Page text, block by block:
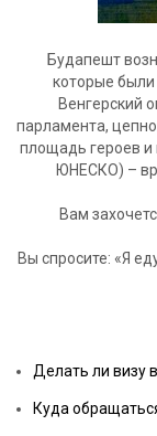
Будапешт
которые
Венгерский
парламента,
площадь героев и
ЮНЕСКО) –
Вам
Вы спросите: «Я
Делать ли визу
Куда